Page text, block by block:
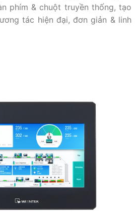
phím & chuột truyền thống, tạo
tác hiện đại, đơn giản & linh